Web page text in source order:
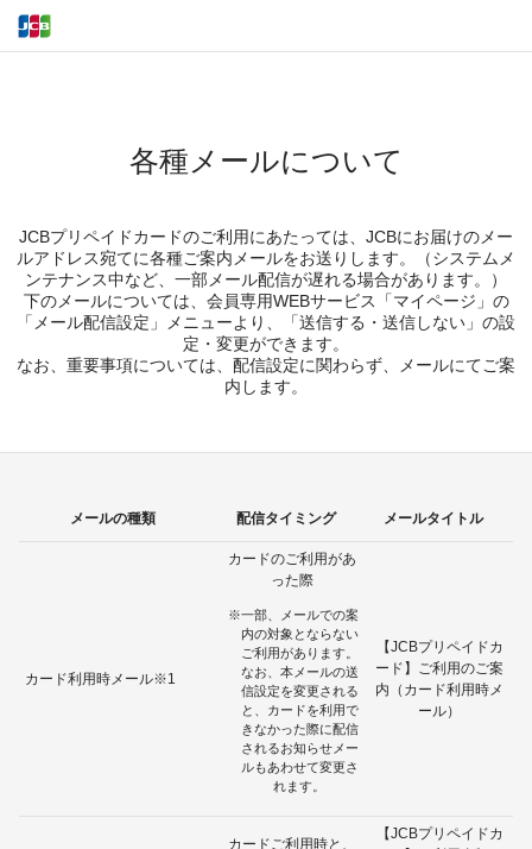
各種メールについて
JCBプリペイドカードのご利用にあたっては、JCBにお届けのメー
ルアドレス宛てに各種ご案内メールをお送りします。（システムメ
ンテナンス中など、一部メール配信が遅れる場合があります。）
下のメールについては、会員専用WEBサービス「マイページ」の
「メール配信設定」メニューより、「送信する・送信しない」の設
定・変更ができます。
なお、重要事項については、配信設定に関わらず、メールにてご案
内します。
メールの種類 配信タイミング メールタイトル
カード利用時メール※1
カードのご利用があ
った際
一部、メールでの案
内の対象とならない
ご利用があります。
なお、本メールの送
信設定を変更される
と、カードを利用で
きなかった際に配信
されるお知らせメー
ルもあわせて変更さ
れます。
【JCBプリペイドカ
ード】ご利用のご案
内（カード利用時メ
ール）
カードご利用時と、
【JCBプリペイドカ